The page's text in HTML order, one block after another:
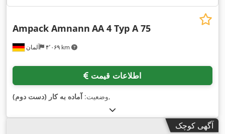
آلمان ۴٬۰۶۹ km
Ampack Amnann AA 4 Typ A 75
اطلاعات قیمت
وضعیت:آماده به کار (دست دوم) ,
آگهی کوچک